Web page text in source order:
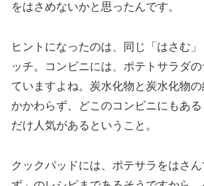
をはさめないかと思ったんです。
ヒントになったのは、同じ「はさむ
ッチ。コンビニには、ポテトサラダ
ていますよね。炭水化物と炭水化物
かかわらず、どこのコンビニにもあ
だけ人気があるということ。
クックパッドには、ポテサラをはさ